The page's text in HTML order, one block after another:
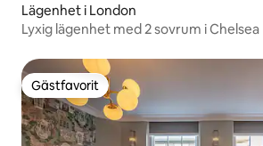
Lägenhet i London
Lyxig lägenhet med 2 sovrum i Chelsea
Gästfavorit
Gästfavorit